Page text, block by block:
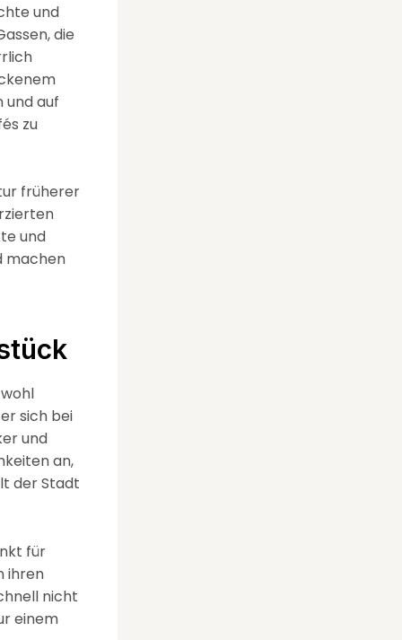
und
die
und auf
zu
früherer
und
machen
sich bei
und
an,
der Stadt
für
ihren
nicht
einem